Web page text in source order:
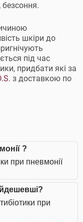
шкіри до
під час
придбати які за
з доставкою по
?
при пневмонії
при